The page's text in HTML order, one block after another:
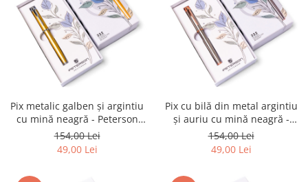
Pix metalic galben și argintiu
cu mină neagră - Peterson
PTR-PTN 222-GB YELLOW-SI
154,00 Lei
49,00 Lei
Pix cu bilă din metal argintiu
și auriu cu mină neagră -
Peterson PTR-PTN 222-GB
SILV-R.GO
154,00 Lei
49,00 Lei